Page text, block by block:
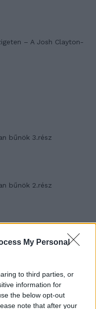
My Personal
to third parties, or
information for
the below opt-out
note that after your
– A Josh Clayton-
bűnök 3.rész
bűnök 2.rész
túlélő Franciaország